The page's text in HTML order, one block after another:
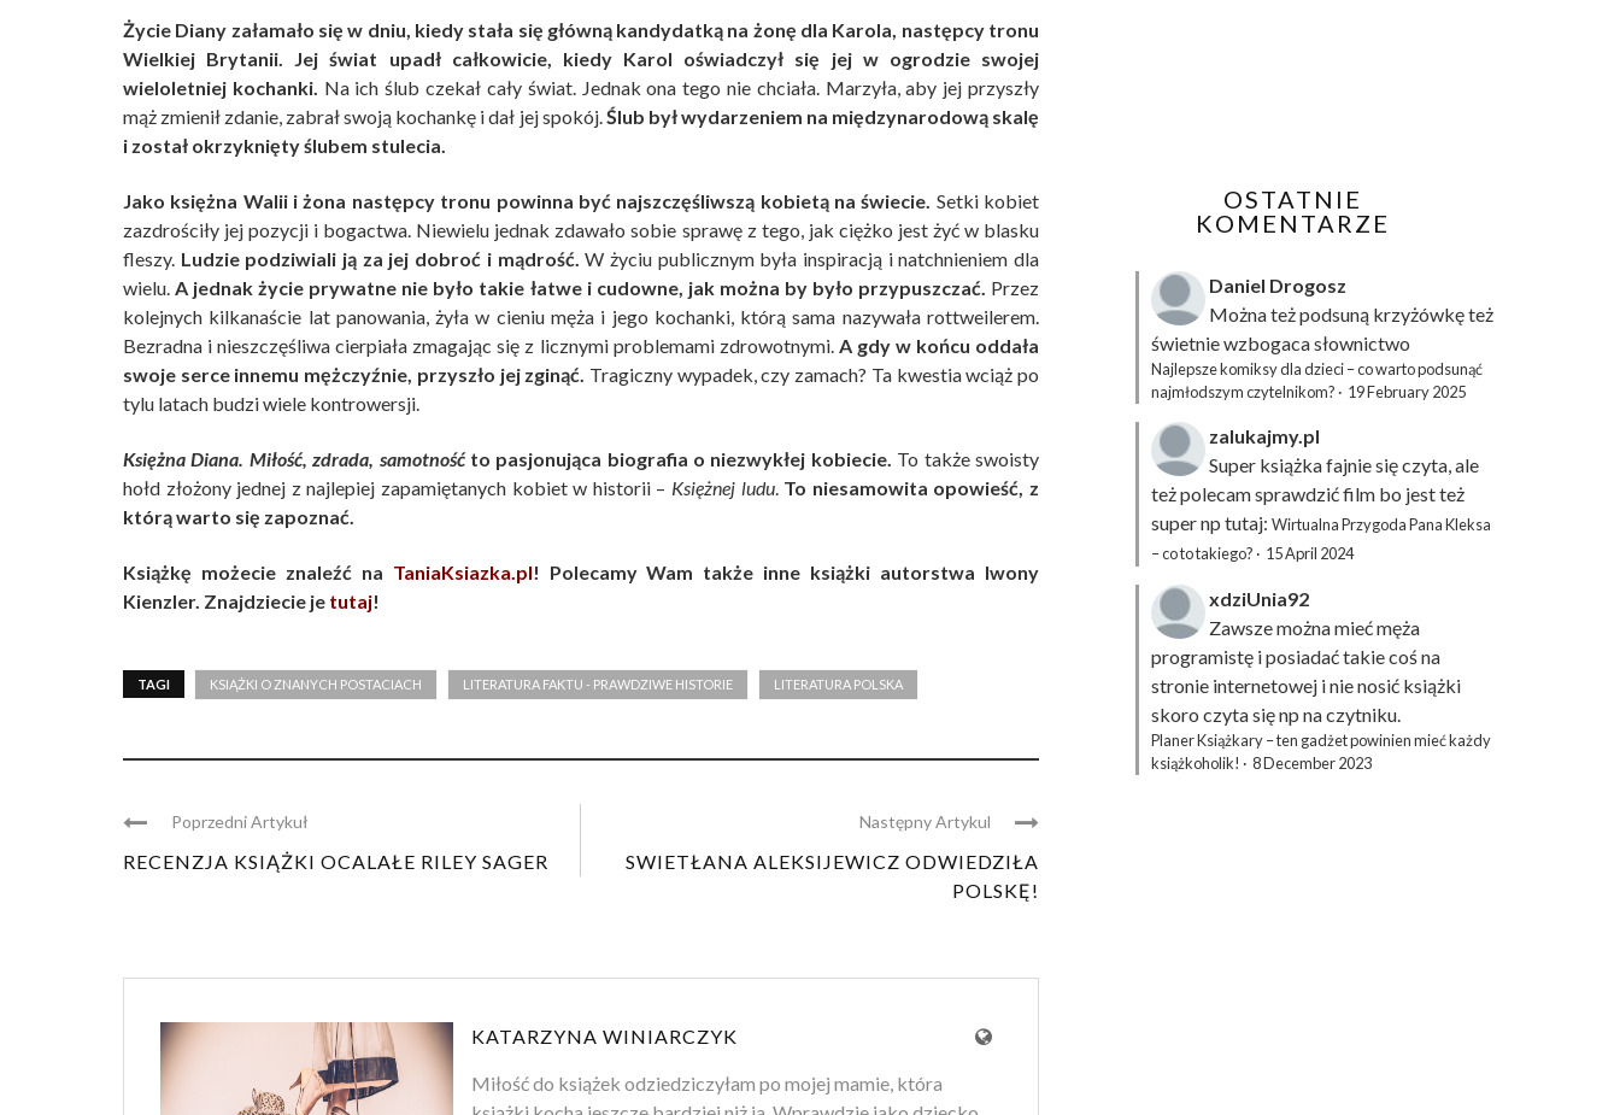
Życie Diany załamało się w dniu, kiedy stała się główną kandydatką na żonę dla Karola, następcy tronu
Wielkiej Brytanii. Jej świat upadł całkowicie, kiedy Karol oświadczył się jej w ogrodzie swojej
wieloletniej kochanki. Na ich ślub czekał cały świat. Jednak ona tego nie chciała. Marzyła, aby jej przyszły
mąż zmienił zdanie, zabrał swoją kochankę i dał jej spokój. Ślub był wydarzeniem na międzynarodową skalę
i został okrzyknięty ślubem stulecia.
Jako księżna Walii i żona następcy tronu powinna być najszczęśliwszą kobietą na świecie. Setki kobiet
zazdrościły jej pozycji i bogactwa. Niewielu jednak zdawało sobie sprawę z tego, jak ciężko jest żyć w blasku
fleszy. Ludzie podziwiali ją za jej dobroć i mądrość. W życiu publicznym była inspiracją i natchnieniem dla
wielu. A jednak życie prywatne nie było takie łatwe i cudowne, jak można by było przypuszczać. Przez
kolejnych kilkanaście lat panowania, żyła w cieniu męża i jego kochanki, którą sama nazywała rottweilerem.
Bezradna i nieszczęśliwa cierpiała zmagając się z licznymi problemami zdrowotnymi. A gdy w końcu oddała
swoje serce innemu mężczyźnie, przyszło jej zginąć. Tragiczny wypadek, czy zamach? Ta kwestia wciąż po
tylu latach budzi wiele kontrowersji.
Księżna Diana. Miłość, zdrada, samotnośćto pasjonująca biografia o niezwykłej kobiecie. To także swoisty
hołd złożony jednej z najlepiej zapamiętanych kobiet w historii – Księżnej ludu. To niesamowita opowieść, z
którą warto się zapoznać.
Książkę możecie znaleźć na TaniaKsiazka.pl! Polecamy Wam także inne książki autorstwa Iwony
Kienzler. Znajdziecie je tutaj!
TAGI KSIĄŻKI O ZNANYCH POSTACIACH LITERATURA FAKTU - PRAWDZIWE HISTORIE LITERATURA POLSKA
Poprzedni Artykuł
RECENZJA KSIĄŻKI OCALAŁE RILEY SAGER
Następny Artykul
SWIETŁANA ALEKSIJEWICZ ODWIEDZIŁA
POLSKĘ!
KATARZYNA WINIARCZYK
Miłość do książek odziedziczyłam po mojej mamie, która
OSTATNIE
KOMENTARZE
Daniel Drogosz
Można też podsuną krzyżówkęteż
świetnie wzbogaca słownictwo
Najlepsze komiksy dla dzieci – co warto podsunąć
najmłodszym czytelnikom? · 19 February 2025
zalukajmy.pl
Super książka fajnie się czyta, ale
też polecam sprawdzić film bo jest też
super np tutaj: Wirtualna Przygoda Pana Kleksa
– co to takiego? · 15 April 2024
xdziUnia92
Zawsze można mieć męża
programistę i posiadać takie coś na
stronie internetowej i nie nosić książki
skoro czyta się np na czytniku.
Planer Książkary – ten gadżet powinien mieć każdy
książkoholik! · 8 December 2023